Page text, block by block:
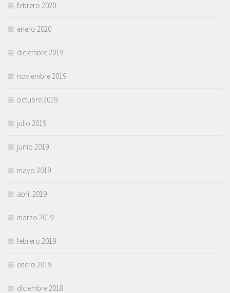
febrero 2020
enero 2020
diciembre 2019
noviembre 2019
octubre 2019
julio 2019
junio 2019
mayo 2019
abril 2019
marzo 2019
febrero 2019
enero 2019
diciembre 2018